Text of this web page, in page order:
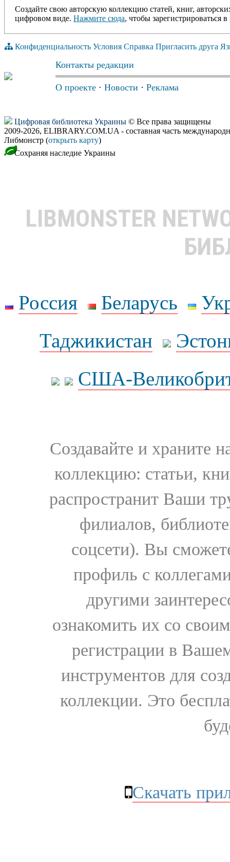
Создайте свою авторскую коллекцию статей, книг,
цифровом виде. Нажмите сюда, чтобы зарегистрироваться в
Конфиденциальность Условия Справка Пригласить друга
Контакты редакции
О проекте · Новости · Реклама
Цифровая библиотека Украины © Все права защищены
2009-2026, ELIBRARY.COM.UA - составная часть
Либмонстр (открыть карту)
Сохраняя наследие Украины
LIBMONSTER
Россия Беларусь
Таджикистан
США-
Создавайте и храните
коллекцию: статьи,
распространит Ваши
филиалов,
соцсети). Вы
профиль с
другими
ознакомить их со
регистрации в
инструментов для
коллекции. Это
Скачать